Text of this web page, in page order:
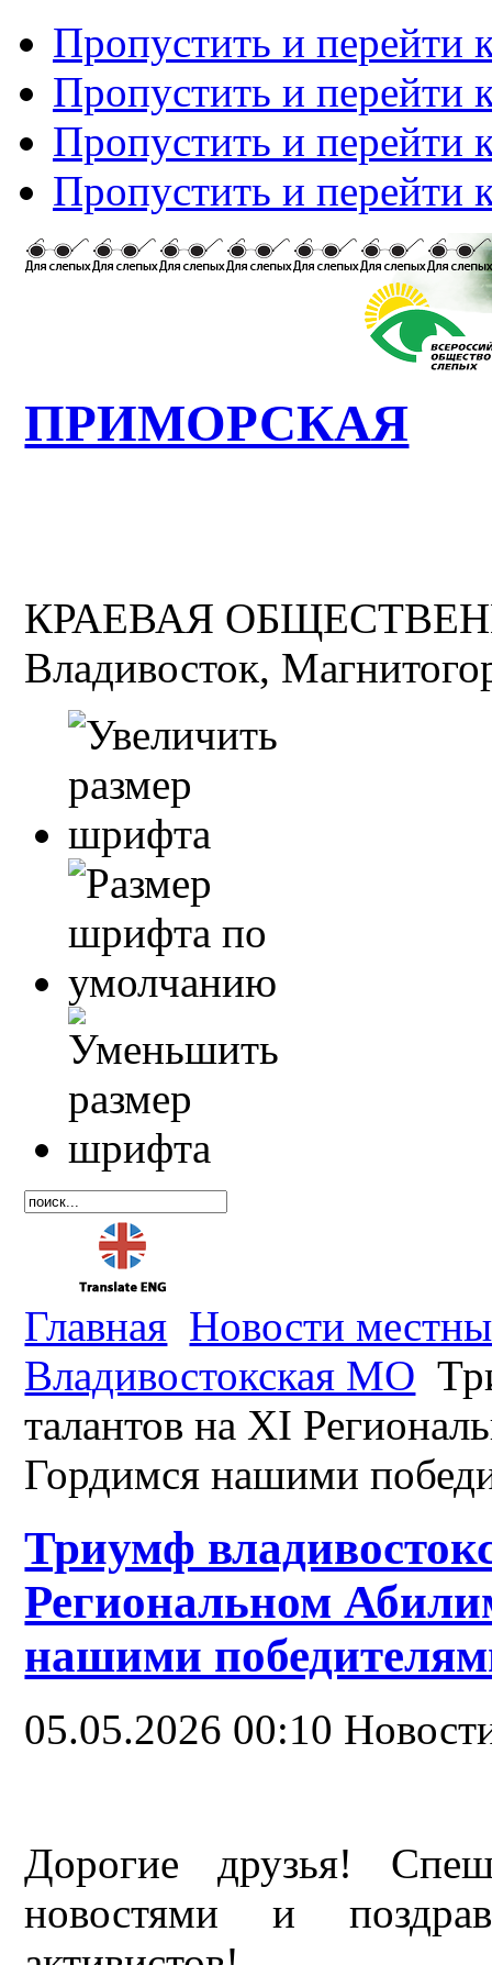
Пропустить и перейти
Пропустить и перейти
Пропустить и перейти
Пропустить и перейти
ПРИМОРСКАЯ
КРАЕВАЯ
Владивосток,
Главная Новости
Владивостокская МО
талантов на XI
Гордимся нашими
Триумф
Региональном
нашими
05.05.2026 00:10
Дорогие друзья!
новостями и